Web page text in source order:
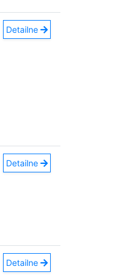
Detailne
Detailne
Detailne